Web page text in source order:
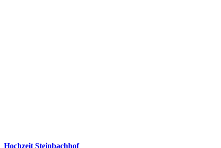
Hochzeit Steinbachhof